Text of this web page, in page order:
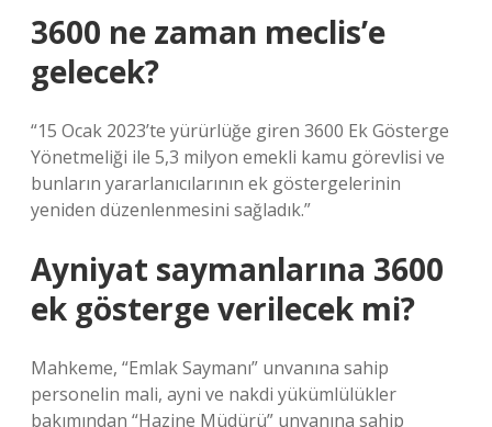
3600 ne zaman meclis’e
gelecek?
“15 Ocak 2023’te yürürlüğe giren 3600 Ek Gösterge
Yönetmeliği ile 5,3 milyon emekli kamu görevlisi ve
bunların yararlanıcılarının ek göstergelerinin
yeniden düzenlenmesini sağladık.”
Ayniyat saymanlarına 3600
ek gösterge verilecek mi?
Mahkeme, “Emlak Saymanı” unvanına sahip
personelin mali, ayni ve nakdi yükümlülükler
bakımından “Hazine Müdürü” unvanına sahip